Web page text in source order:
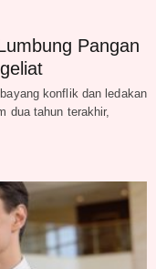
Pangan
konflik dan ledakan
dua tahun terakhir,